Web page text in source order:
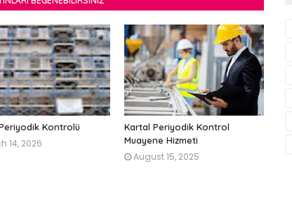
Kontrolü
14, 2026
Kartal Periyodik Kontrol
Muayene Hizmeti
August 15, 2025